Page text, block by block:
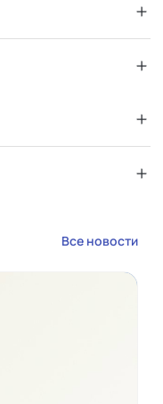
Все новости